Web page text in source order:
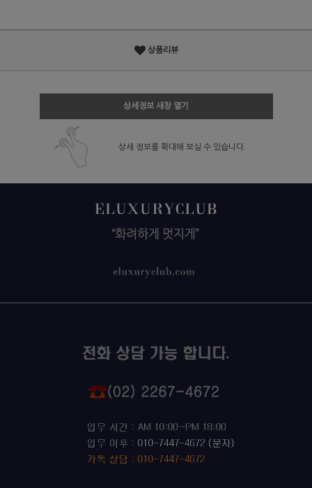
상품리뷰
상세정보 새창 열기
상세 정보를 확대해 보실 수 있습니다.